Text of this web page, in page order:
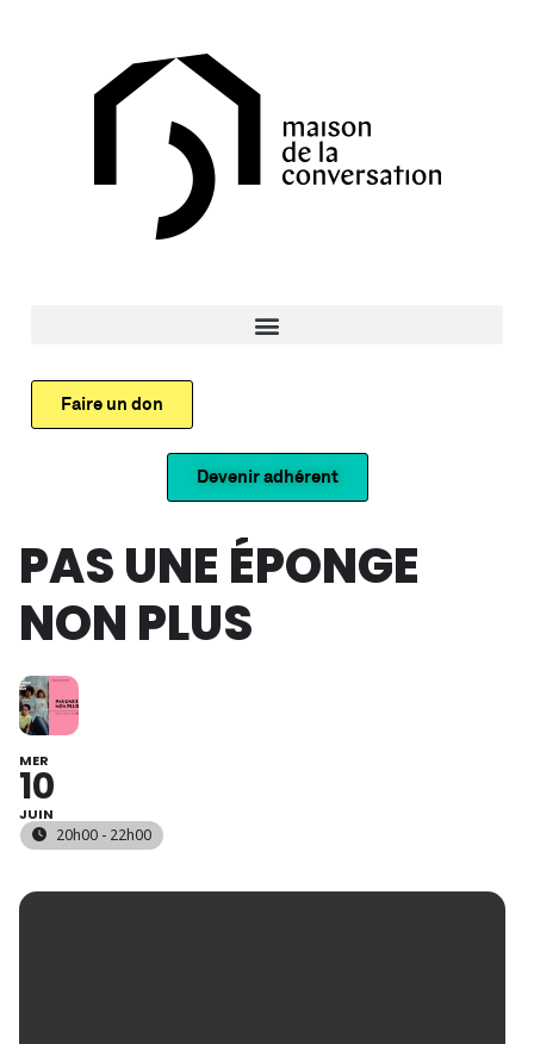
Faire un don
Devenir adhérent
PAS UNE ÉPONGE
NON PLUS
MER
10
JUIN
20h00 - 22h00